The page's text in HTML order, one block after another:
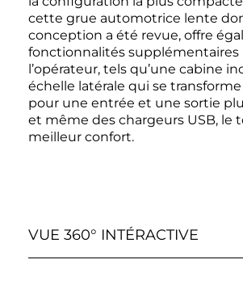
cette grue automotrice lente
conception a été revue, offre
fonctionnalités supplémentaires
l’opérateur, tels qu’une cabine
échelle latérale qui se
pour une entrée et une sortie
et même des chargeurs USB, le
meilleur confort.
VUE 360° INTÉRACTIVE